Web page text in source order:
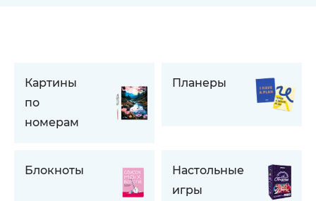
Картины
по
номерам
Планеры
Блокноты
Настольные
игры